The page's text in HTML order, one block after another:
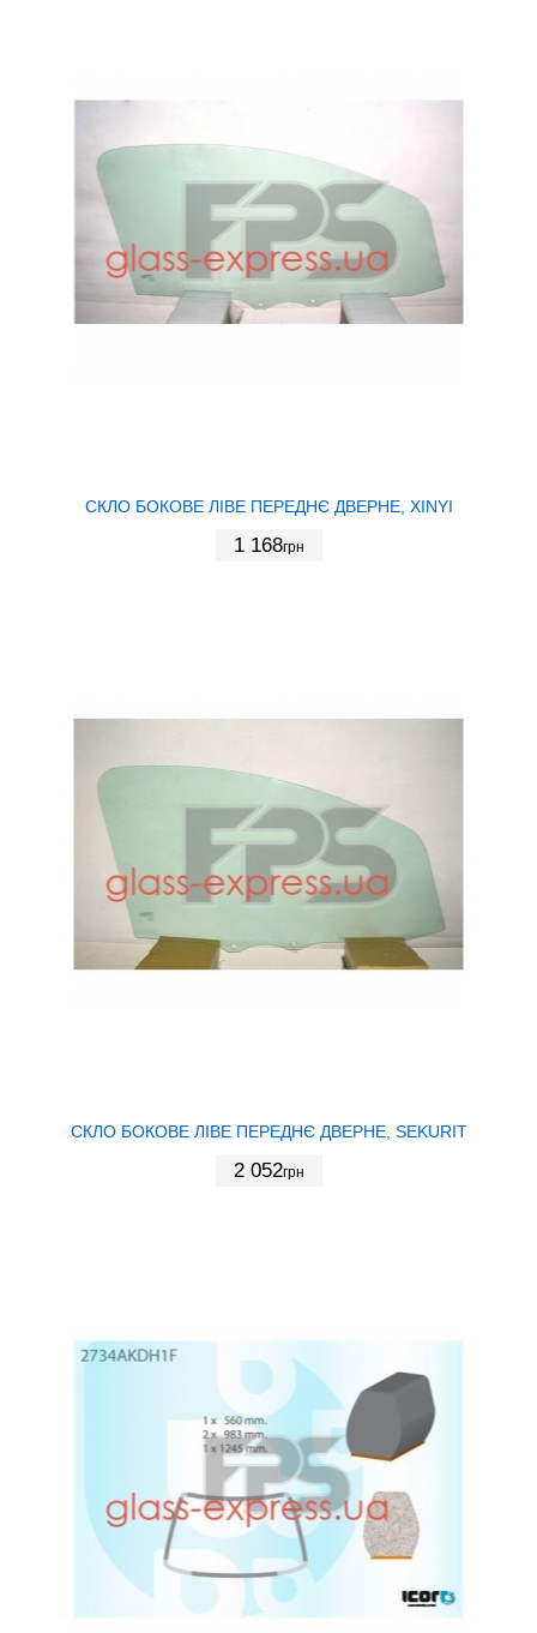
СКЛО БОКОВЕ ЛІВЕ ПЕРЕДНЄ ДВЕРНЕ, XINYI
1 168грн
СКЛО БОКОВЕ ЛІВЕ ПЕРЕДНЄ ДВЕРНЕ, SEKURIT
2 052грн